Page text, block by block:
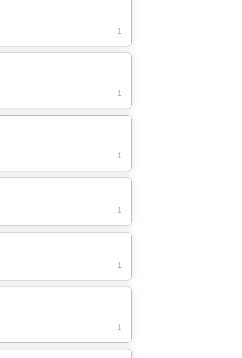
1
1
1
1
1
1